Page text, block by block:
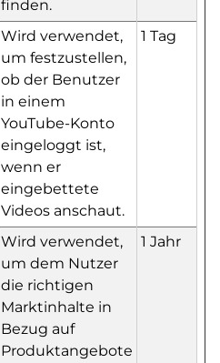
finden.
Wird verwendet,
um festzustellen,
ob der Benutzer
in einem
YouTube-Konto
eingeloggt ist,
wenn er
eingebettete
Videos anschaut.
1 Tag
Wird verwendet,
um dem Nutzer
die richtigen
Marktinhalte in
Bezug auf
Produktangebote
1 Jahr